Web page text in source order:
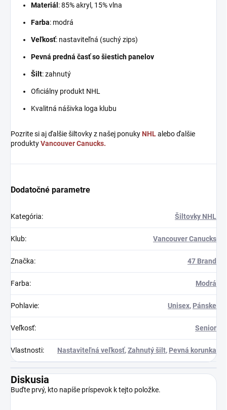
Materiál : 85% akryl, 15% vlna
Farba: modrá
Veľkosť: nastaviteľná (suchý zips)
Pevná predná časť so šiestich panelov
Šilt: zahnutý
Oficiálny produkt NHL
Kvalitná nášivka loga klubu
Pozrite si aj ďalšie šiltovky z našej ponuky NHLalebo ďalšie
produktyVancouver Canucks.
Dodatočné parametre
Kategória: Šiltovky NHL
Klub: Vancouver Canucks
Značka: 47 Brand
Farba: Modrá
Pohlavie: Unisex, Pánske
Veľkosť: Senior
Vlastnosti: Nastaviteľná veľkosť,Zahnutý šilt, Pevná korunka
Diskusia
Buďte prvý, kto napíše príspevok k tejto položke.